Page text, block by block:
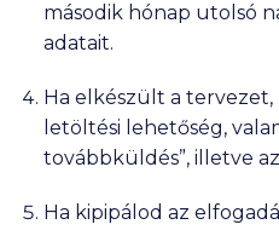
második hónap utolsó
adatait.
Ha elkészült a
letöltési lehetőség,
továbbküldés”, illetve
Ha kipipálod az